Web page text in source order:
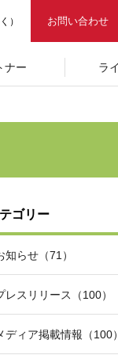
） お問い合わせ
ナー ラ
ゴリー
知らせ（71）
レスリリース（100）
ディア掲載情報（100）